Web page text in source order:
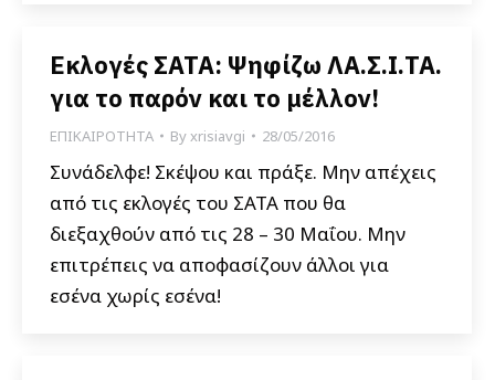
Εκλογές ΣΑΤΑ: Ψηφίζω ΛΑ.Σ.Ι.ΤΑ.
για το παρόν και το μέλλον!
ΕΠΙΚΑΙΡΟΤΗΤΑ Byxrisiavgi 28/05/2016
Συνάδελφε! Σκέψου και πράξε. Μην απέχεις
από τις εκλογές του ΣΑΤΑ που θα
διεξαχθούν από τις 28 – 30 Μαΐου. Μην
επιτρέπεις να αποφασίζουν άλλοι για
εσένα χωρίς εσένα!